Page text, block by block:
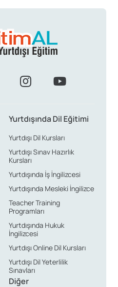
Yurtdışında Dil Eğitimi
Yurtdışı Dil Kursları
Yurtdışı Sınav Hazırlık
Kursları
Yurtdışında İş İngilizcesi
Yurtdışında Mesleki İngilizce
Teacher Training
Programları
Yurtdışında Hukuk
İngilizcesi
Yurtdışı Online Dil Kursları
Yurtdışı Dil Yeterlilik
Sınavları
Diğer